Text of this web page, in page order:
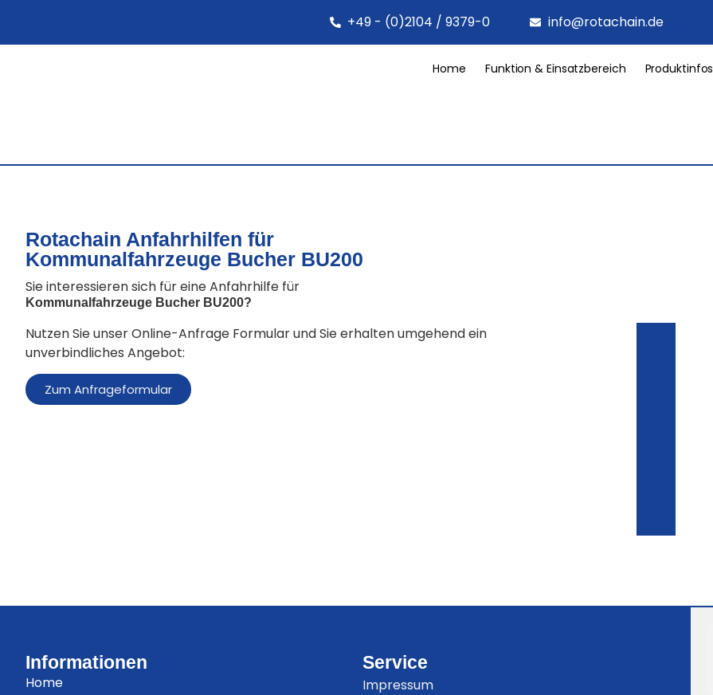
+49 - (0)2104 / 9379-0 info@rotachain.de
Home Funktion & Einsatzbereich Produktinfos
Rotachain Anfahrhilfen für
Kommunalfahrzeuge Bucher BU200
Sie interessieren sich für eine Anfahrhilfe für
Kommunalfahrzeuge Bucher BU200?
Nutzen Sie unser Online-Anfrage Formular und Sie erhalten umgehend ein
unverbindliches Angebot:
Zum Anfrageformular
Informationen
Home
Service
Impressum